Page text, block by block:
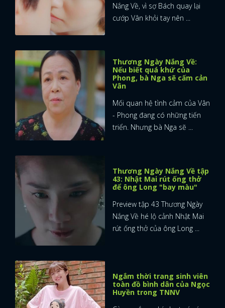
x
ĐĂNG NHẬP
Nắng Về, vì sợ Bách quay lại
cướp Vân khỏi tay nên ...
Thương Ngày Nắng Về:
Nếu biết quá khứ của
Phong, bà Nga sẽ cấm cản
Vân
Mối quan hệ tình cảm của Vân
- Phong đang có những tiến
triển. Nhưng bà Nga sẽ ...
Thương Ngày Nắng Về tập
43: Nhật Mai rút ống thở
để ông Long "bay màu"
Preview tập 43 Thương Ngày
Nắng Về hé lộ cảnh Nhật Mai
rút ống thở của ông Long ...
Ngắm thời trang sinh viên
toàn đồ bình dân của Ngọc
Huyền trong TNNV